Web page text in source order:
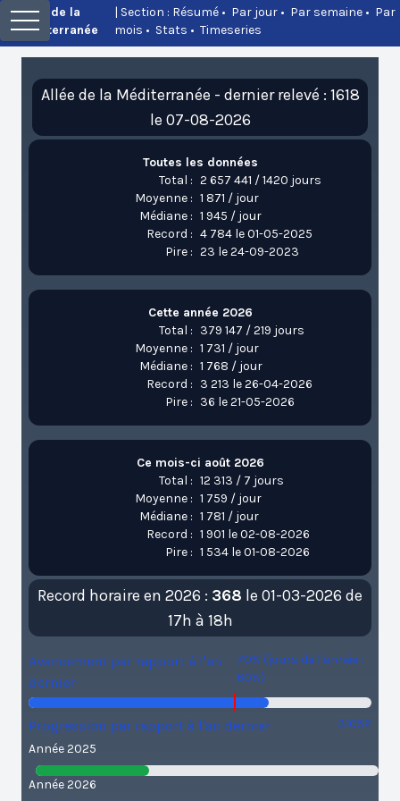
Allée de la
Méditerranée
| Section : Résumé • Par jour • Par semaine • Par
mois • Stats •Timeseries
Allée de la Méditerranée - dernier relevé : 1618
le 07-08-2026
Toutes les données
Total : 2 657 441 / 1420 jours
Moyenne : 1 871 / jour
Médiane : 1 945 / jour
Record : 4 784 le 01-05-2025
Pire : 23 le 24-09-2023
Cette année 2026
Total : 379 147 / 219 jours
Moyenne : 1 731 / jour
Médiane : 1 768 / jour
Record : 3 213 le 26-04-2026
Pire : 36 le 21-05-2026
Ce mois-ci août 2026
Total : 12 313 / 7 jours
Moyenne : 1 759 / jour
Médiane : 1 781 / jour
Record : 1 901 le 02-08-2026
Pire : 1 534 le 01-08-2026
Record horaire en 2026 : 368 le 01-03-2026 de
17h à 18h
Avancement par rapport à l'an
dernier
70% (jours de l'année :
60%)
Progression par rapport à l'an dernier
-31052
Année 2025
Année 2026